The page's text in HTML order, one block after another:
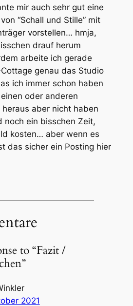
mir auch sehr gut eine
“Schall und Stille” mit
vorstellen… hmja,
drauf herum
arbeite ich gerade
genau das Studio
ich immer schon haben
oder anderen
aber nicht haben
noch ein bisschen Zeit,
kosten… aber wenn es
das sicher ein Posting hier
to “Fazit /
2021